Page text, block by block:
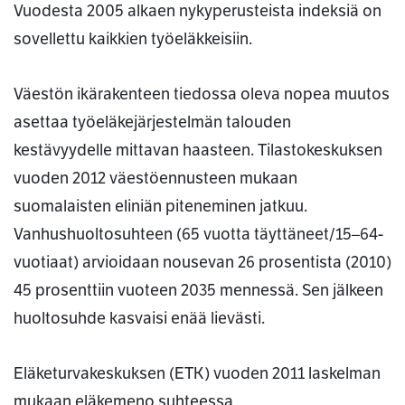
Vuodesta 2005 alkaen nykyperusteista indeksiä on
sovellettu kaikkien työeläkkeisiin.
Väestön ikärakenteen tiedossa oleva nopea muutos
asettaa työeläkejärjestelmän talouden
kestävyydelle mittavan haasteen. Tilastokeskuksen
vuoden 2012 väestöennusteen mukaan
suomalaisten eliniän piteneminen jatkuu.
Vanhushuoltosuhteen (65 vuotta täyttäneet/15–64-
vuotiaat) arvioidaan nousevan 26 prosentista (2010)
45 prosenttiin vuoteen 2035 mennessä. Sen jälkeen
huoltosuhde kasvaisi enää lievästi.
Eläketurvakeskuksen (ETK) vuoden 2011 laskelman